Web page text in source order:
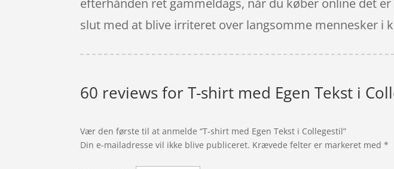
efterhånden ret gammeldags, når du køber online det
slut med at blive irriteret over langsomme mennesker i
60 reviews forT-shirt med Egen Tekst i
Vær den første til at anmelde “T-shirt med Egen Tekst i Collegestil”
Din e-mailadresse vil ikke blive publiceret. Krævede felter er markeret med*